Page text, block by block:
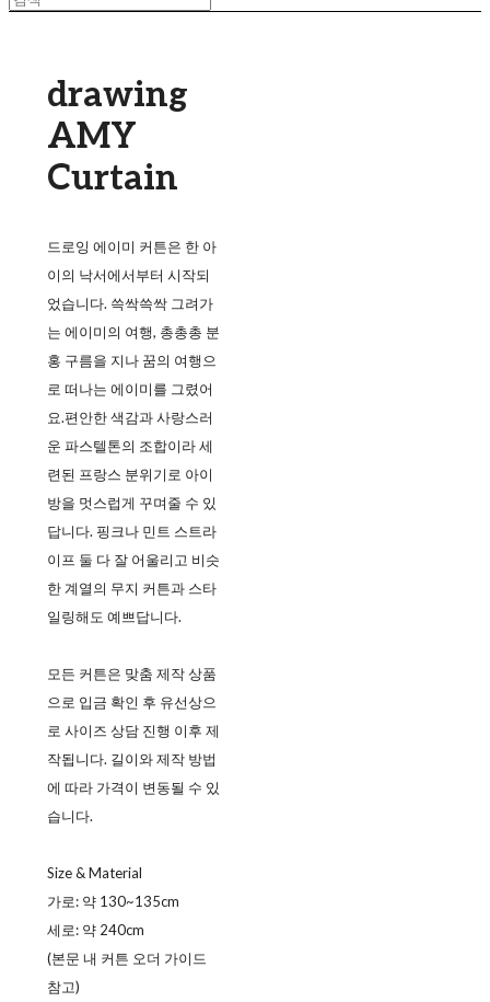
drawing
AMY
Curtain
드로잉 에이미 커튼은 한 아
이의 낙서에서부터 시작되
었습니다. 쓱싹쓱싹 그려가
는 에이미의 여행, 총총총 분
홍 구름을 지나 꿈의 여행으
로 떠나는 에이미를 그렸어
요.편안한 색감과 사랑스러
운 파스텔톤의 조합이라 세
련된 프랑스 분위기로 아이
방을 멋스럽게 꾸며줄 수 있
답니다. 핑크나 민트 스트라
이프 둘 다 잘 어울리고 비슷
한 계열의 무지 커튼과 스타
일링해도 예쁘답니다.
모든 커튼은 맞춤 제작 상품
으로 입금 확인 후 유선상으
로 사이즈 상담 진행 이후 제
작됩니다. 길이와 제작 방법
에 따라 가격이 변동될 수 있
습니다.
Size & Material
가로: 약 130~135cm
세로: 약 240cm
(본문 내 커튼 오더 가이드
참고)